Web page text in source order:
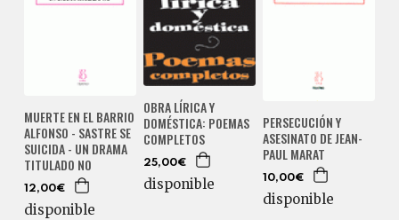
MUERTE EN EL BARRIO
ALFONSO - SASTRE SE
SUICIDA - UN DRAMA
TITULADO NO
12,00€
disponible
OBRA LÍRICA Y
DOMÉSTICA: POEMAS
COMPLETOS
25,00€
disponible
PERSECUCIÓN Y
ASESINATO DE JEAN-
PAUL MARAT
10,00€
disponible